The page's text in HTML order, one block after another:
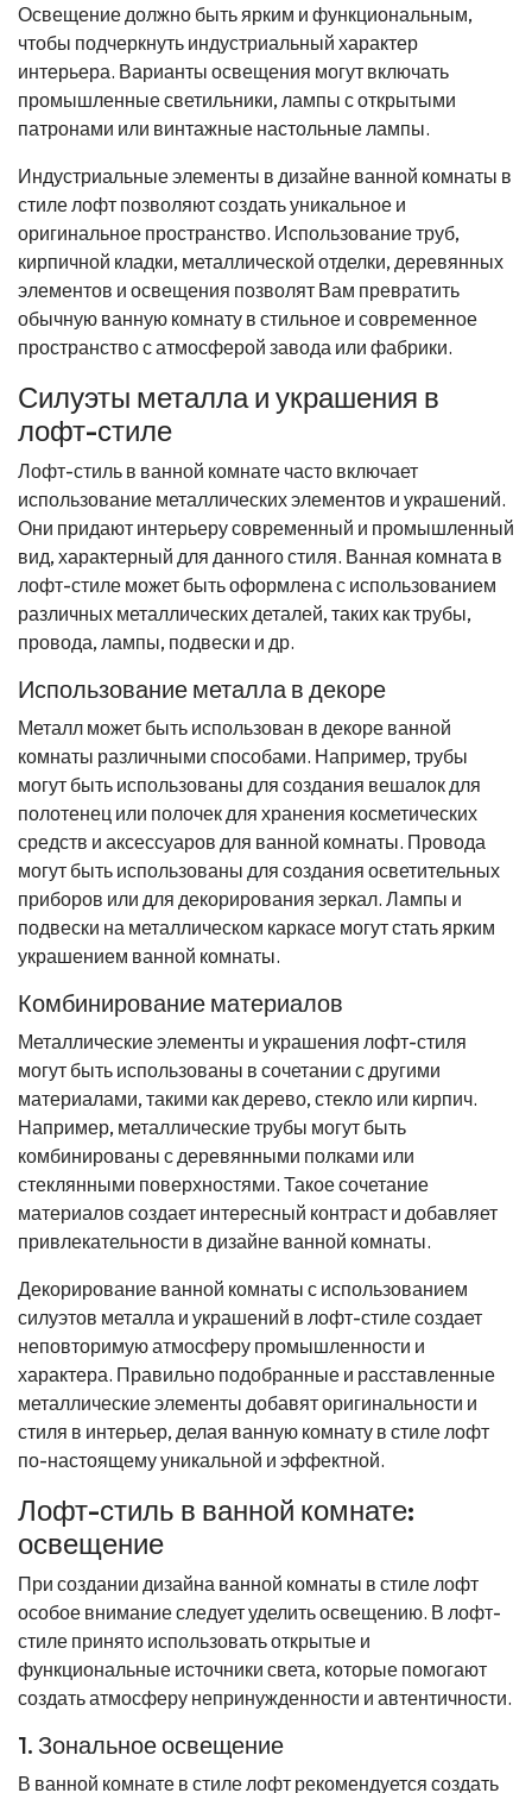
Освещение должно быть ярким и функциональным,
чтобы подчеркнуть индустриальный характер
интерьера. Варианты освещения могут включать
промышленные светильники, лампы с открытыми
патронами или винтажные настольные лампы.
Индустриальные элементы в дизайне ванной комнаты в
стиле лофт позволяют создать уникальное и
оригинальное пространство. Использование труб,
кирпичной кладки, металлической отделки, деревянных
элементов и освещения позволят Вам превратить
обычную ванную комнату в стильное и современное
пространство с атмосферой завода или фабрики.
Силуэты металла и украшения в
лофт-стиле
Лофт-стиль в ванной комнате часто включает
использование металлических элементов и украшений.
Они придают интерьеру современный и промышленный
вид, характерный для данного стиля. Ванная комната в
лофт-стиле может быть оформлена с использованием
различных металлических деталей, таких как трубы,
провода, лампы, подвески и др.
Использование металла в декоре
Металл может быть использован в декоре ванной
комнаты различными способами. Например, трубы
могут быть использованы для создания вешалок для
полотенец или полочек для хранения косметических
средств и аксессуаров для ванной комнаты. Провода
могут быть использованы для создания осветительных
приборов или для декорирования зеркал. Лампы и
подвески на металлическом каркасе могут стать ярким
украшением ванной комнаты.
Комбинирование материалов
Металлические элементы и украшения лофт-стиля
могут быть использованы в сочетании с другими
материалами, такими как дерево, стекло или кирпич.
Например, металлические трубы могут быть
комбинированы с деревянными полками или
стеклянными поверхностями. Такое сочетание
материалов создает интересный контраст и добавляет
привлекательности в дизайне ванной комнаты.
Декорирование ванной комнаты с использованием
силуэтов металла и украшений в лофт-стиле создает
неповторимую атмосферу промышленности и
характера. Правильно подобранные и расставленные
металлические элементы добавят оригинальности и
стиля в интерьер, делая ванную комнату в стиле лофт
по-настоящему уникальной и эффектной.
Лофт-стиль в ванной комнате:
освещение
При создании дизайна ванной комнаты в стиле лофт
особое внимание следует уделить освещению. В лофт-
стиле принято использовать открытые и
функциональные источники света, которые помогают
создать атмосферу непринужденности и автентичности.
1. Зональное освещение
В ванной комнате в стиле лофт рекомендуется создать